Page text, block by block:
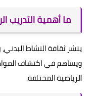
ما أهمية التدريب
ينشر ثقافة النشاط
ويساهم في اكتشاف
الرياضية المختلفة.